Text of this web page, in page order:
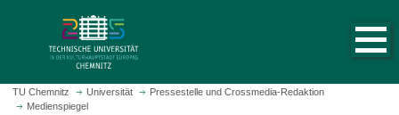
t
s
TU Chemnitz Universität
Pressestelle und Crossmedia-Redaktion
Medienspiegel